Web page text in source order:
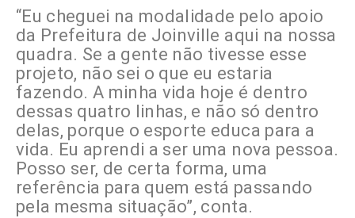
“Eu cheguei na modalidade pelo apoio
da Prefeitura de Joinville aqui na nossa
quadra. Se a gente não tivesse esse
projeto, não sei o que eu estaria
fazendo. A minha vida hoje é dentro
dessas quatro linhas, e não só dentro
delas, porque o esporte educa para a
vida. Eu aprendi a ser uma nova pessoa.
Posso ser, de certa forma, uma
referência para quem está passando
pela mesma situação”, conta.